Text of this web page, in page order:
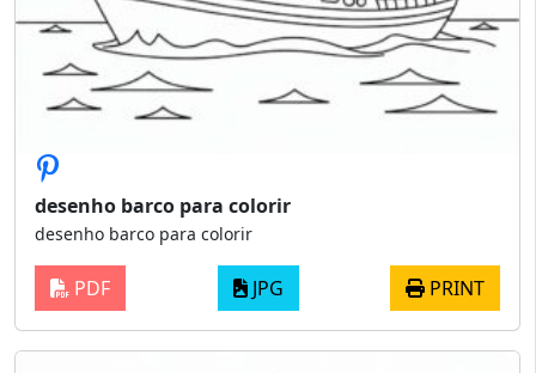
desenho barco para colorir
desenho barco para colorir
PDF JPG PRINT